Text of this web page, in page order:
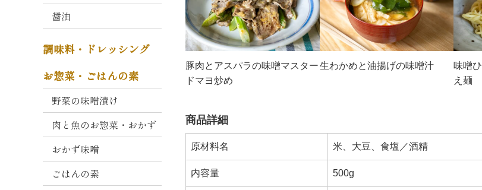
か
お
り
大
門
豚肉とアスパラの味噌マスター
ドマヨ炒め
生わかめと油揚げの味噌汁
味噌
え麺
商品詳細
原材料名 米、大豆、食塩／酒精
内容量 500g
醤油
調味料・ドレッシング
お惣菜・ごはんの素
野菜の味噌漬け
肉と魚のお惣菜・おかず
おかず味噌
ごはんの素